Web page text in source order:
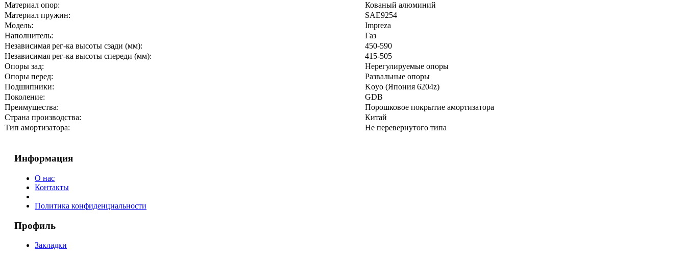
Материал опор:
Кованый алюминий
Материал пружин:
SAE9254
Модель:
Impreza
Наполнитель:
Газ
Независимая рег-ка высоты сзади (мм):
450-590
Независимая рег-ка высоты спереди (мм):
415-505
Опоры зад:
Нерегулируемые опоры
Опоры перед:
Развальные опоры
Подшипники:
Koyo (Япония 6204z)
Поколение:
GDB
Преимущества:
Порошковое покрытие амортизатора
Страна производства:
Китай
Тип амортизатора:
Не перевернутого типа
Информация
О нас
Контакты
Политика конфиденциальности
Профиль
Закладки